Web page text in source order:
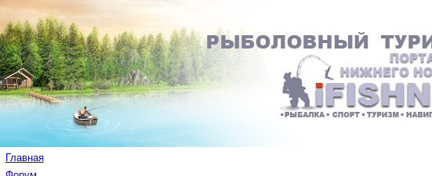
Главная